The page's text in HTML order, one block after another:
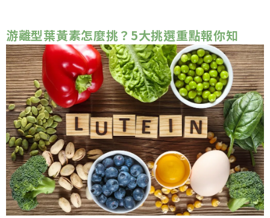
游離型葉黃素怎麼挑？5大挑選重點報你知